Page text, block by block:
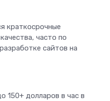
краткосрочные
часто по
сайтов на
150+ долларов в час в